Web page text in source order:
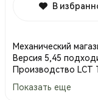
В
Механический
Версия 5,45
Производство LCT
Показать еще